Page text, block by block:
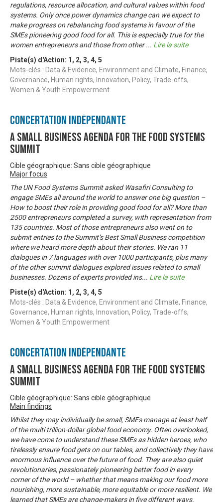
regulations, resource allocation, and cultural values within food
systems. Only once power dynamics change can we expect to
make progress on rebalancing food systems in favour of the
SMEs pioneering good food for all. This is especially true for the
women entrepreneurs and those from other... Lire la suite
Piste(s) d'Action: 1 , 2, 3, 4, 5
Mots-clés : Data & Evidence, Environment and Climate, Finance,
Governance, Human rights, Innovation, Policy, Trade-offs,
Women & Youth Empowerment
Concertation Indépendante
A Small Business Agenda for the Food Systems
Summit
Cible géographique: Sans cible géographique
Major focus
The UN Food Systems Summit asked Wasafiri Consulting to
engage SMEs all around the world to answer one big question –
How to boost their role in providing good food for all? More than
2500 entrepreneurs completed a survey, with representation from
135 countries. Most of those entrepreneurs also went on to
submit entries to the Summit’s Best Small Business competition
where we heard more depth about their stories. We ran 11
dialogues in 7 languages with over 1000 participants, plus many
of the other summit dialogues explored issues related to small
businesses. Dozens of experts provided ins... Lire la suite
Piste(s) d'Action: 1 , 2, 3, 4, 5
Mots-clés : Data & Evidence, Environment and Climate, Finance,
Governance, Human rights, Innovation, Policy, Trade-offs,
Women & Youth Empowerment
Concertation Indépendante
A Small Business Agenda for the Food Systems
Summit
Cible géographique: Sans cible géographique
Main findings
Whilst they may individually be small, SMEs manage at least half
of the multi trillion-dollar global food economy. Often overlooked,
we have come to understand these SMEs as hidden heroes, who
tirelessly ensure food gets on our tables, and collectively they have
enormous influence over the future of food. They are also quiet
revolutionaries, passionately pioneering better food in every
corner of the world – whether that means making our food more
nourishing, more sustainable, more equitable or more resilient. We
learned that SMEs are change-makers in five different ways.